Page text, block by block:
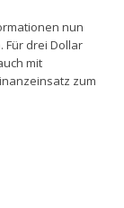
nun
Für drei Dollar
mit
zum